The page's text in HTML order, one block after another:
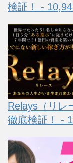
検証！ -
Relays（リレ
徹底検証！ -